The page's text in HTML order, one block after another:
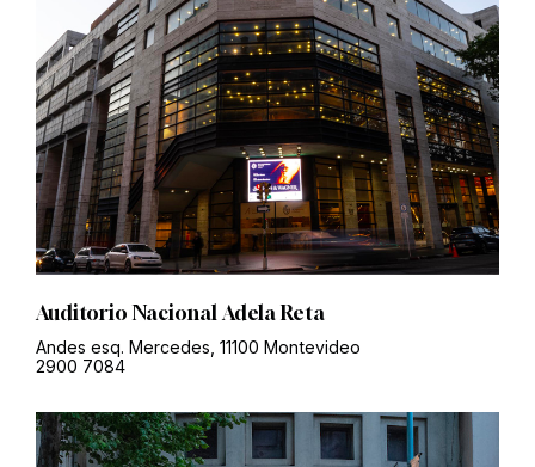
Auditorio Nacional Adela Reta
Andes esq. Mercedes, 11100 Montevideo
2900 7084